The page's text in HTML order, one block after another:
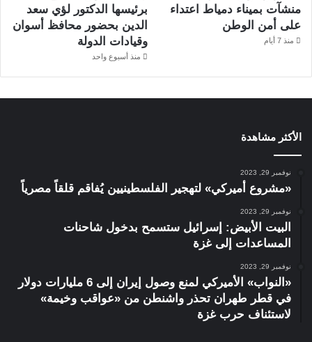
منشآت بميناء دمياط اعتداء
على أمن الوطن
منذ 7 أيام
برئيسها الدكتور لؤي سعد
الدين بحضور محافظ أسوان
وقيادات الدولة
منذ أسبوع واحد
الأكثر مشاهدة
نوفمبر 29, 2023
«مشروع أميركي» لتهجير الفلسطينيين يُفاقم قلقاً مصرياً
نوفمبر 29, 2023
البيت الأبيض: إسرائيل ستسمح بدخول شاحنات
المساعدات إلى غزة
نوفمبر 29, 2023
«النواب» الأميركي لمنع وصول إيران إلى 6 مليارات دولار
في قطر طهران تحذر واشنطن من «عواقب وخيمة»
لاستئناف حرب غزة